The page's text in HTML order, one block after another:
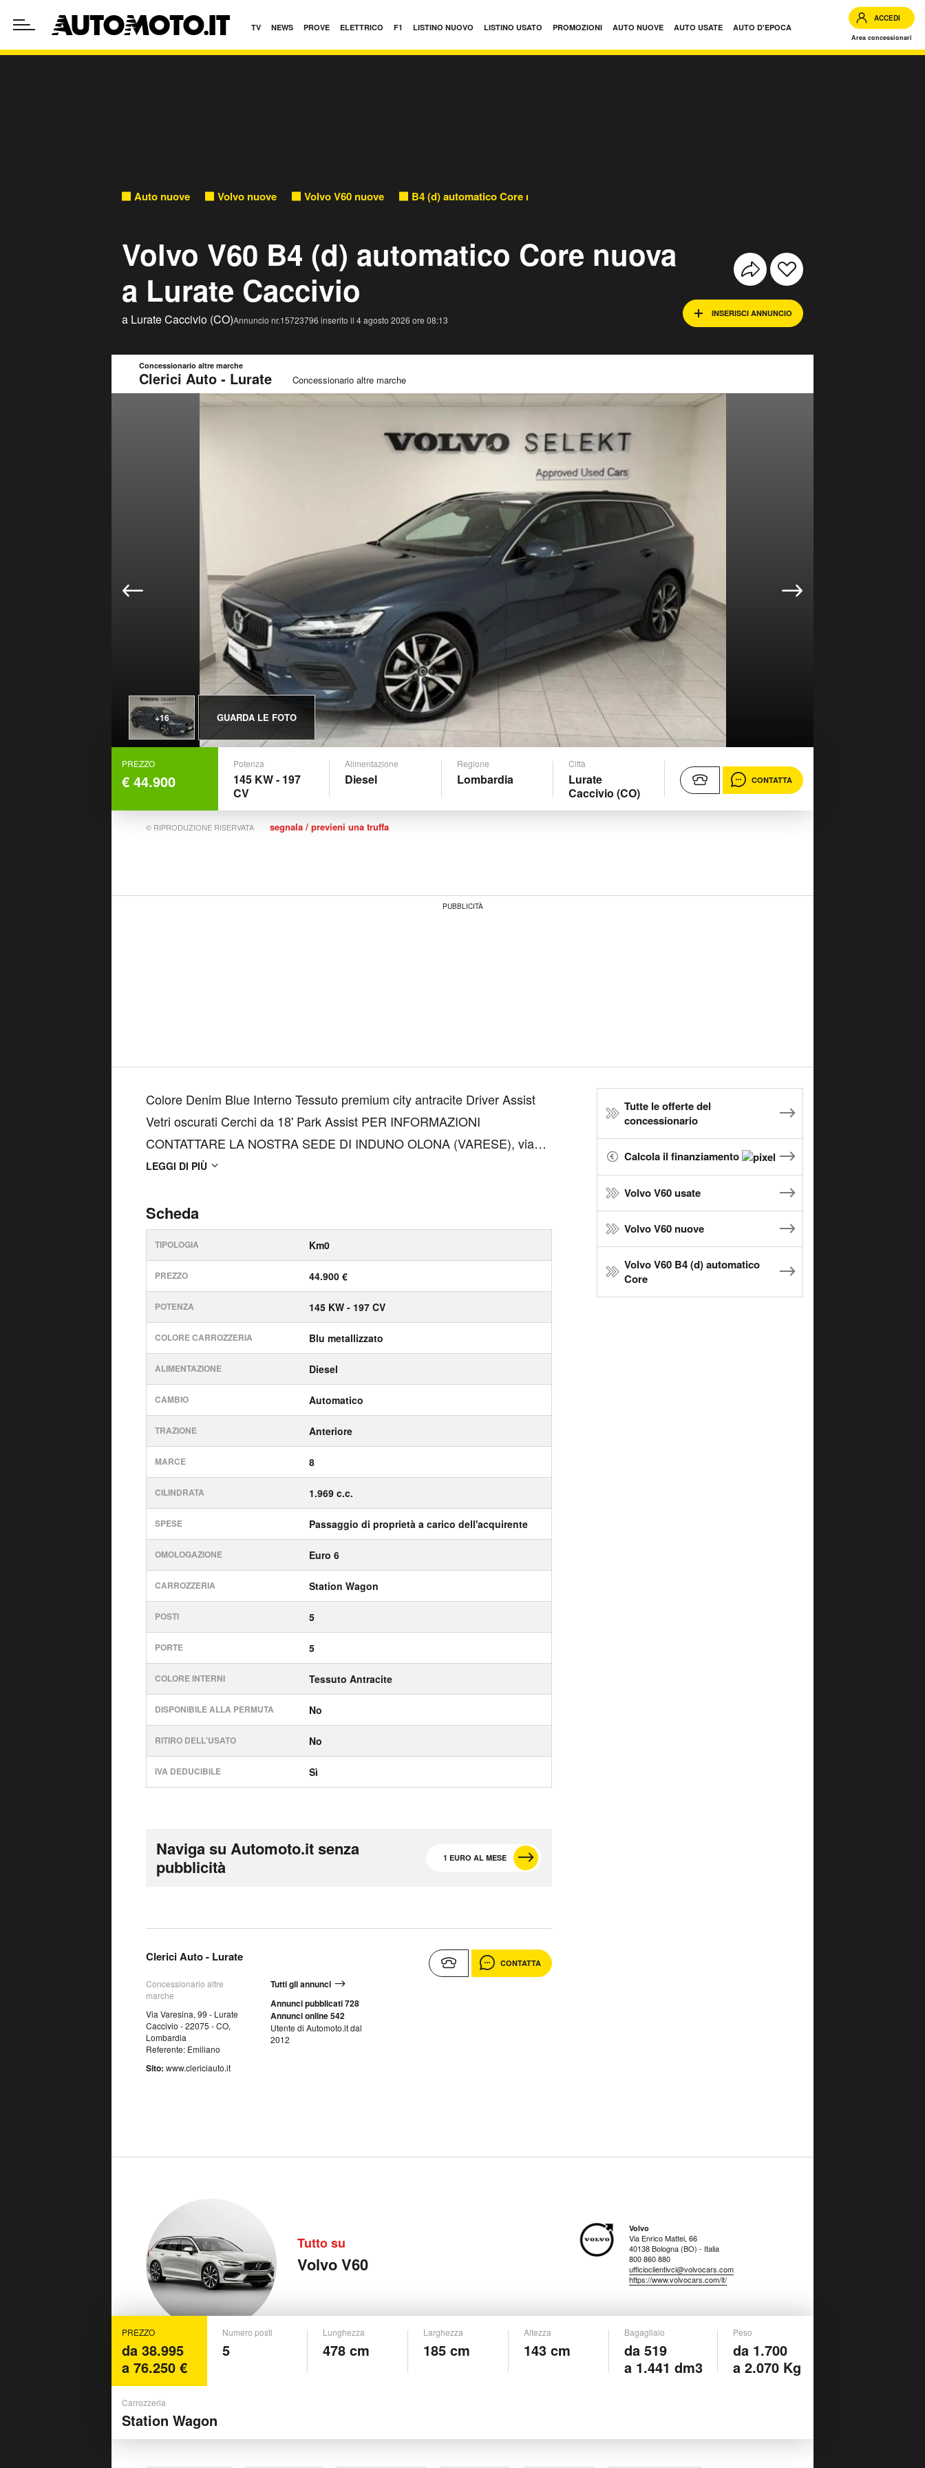
TV NEWS PROVE ELETTRICO F1 LISTINO NUOVO LISTINO USATO PROMOZIONI AUTO NUOVE AUTO USATE AUTO D'EPOCA
ACCEDI
Area concessionari
Auto nuove Volvo nuove Volvo V60 nuove B4 (d) automatico Core nuove
Volvo V60 B4 (d) automatico Core nuova
a Lurate Caccivio
a Lurate Caccivio (CO)Annuncio nr.15723796 inserito il 4 agosto 2026 ore 08:13
INSERISCI ANNUNCIO
Concessionario altre marche
Clerici Auto - Lurate Concessionario altre marche
+16 GUARDA LE FOTO
PREZZO
€ 44.900
Potenza
145 KW - 197
CV
Alimentazione
Diesel
Regione
Lombardia
Città
Lurate
Caccivio (CO)
CONTATTA
© RIPRODUZIONE RISERVATA segnala / previeni una truffa
PUBBLICITÀ
Colore Denim Blue Interno Tessuto premium city antracite Driver Assist
Vetri oscurati Cerchi da 18' Park Assist PER INFORMAZIONI
CONTATTARE LA NOSTRA SEDE DI INDUNO OLONA (VARESE), via
Bruno Jamoretti 148 - Tel: 0332 200412 Importo interamente finanziabile.
LEGGI DI PIÙ
Scheda
TIPOLOGIA Km0
PREZZO 44.900 €
POTENZA 145 KW - 197 CV
COLORE CARROZZERIA Blu metallizzato
ALIMENTAZIONE Diesel
CAMBIO Automatico
TRAZIONE Anteriore
MARCE 8
CILINDRATA 1.969 c.c.
SPESE Passaggio di proprietà a carico dell'acquirente
OMOLOGAZIONE Euro 6
CARROZZERIA Station Wagon
POSTI 5
PORTE 5
COLORE INTERNI Tessuto Antracite
DISPONIBILE ALLA PERMUTA No
RITIRO DELL'USATO No
IVA DEDUCIBILE Sì
Naviga su Automoto.it senza
pubblicità
1 EURO AL MESE
Clerici Auto - Lurate
Concessionario altre
marche
Via Varesina, 99 - Lurate
Caccivio - 22075 - CO,
Lombardia
Referente: Emiliano
Sito: www.clericiauto.it
Tutti gli annunci
Annunci pubblicati 728
Annunci online 542
Utente di Automoto.it dal
2012
CONTATTA
Tutte le offerte del
concessionario
Calcola il finanziamento
Volvo V60 usate
Volvo V60 nuove
Volvo V60 B4 (d) automatico
Core
Tutto su
Volvo V60
Volvo
Via Enrico Mattei, 66
40138 Bologna (BO) - Italia
800 860 880
ufficioclientivci@volvocars.com
https://www.volvocars.com/it/
PREZZO
da 38.995
a 76.250 €
Numero posti
5
Lunghezza
478 cm
Larghezza
185 cm
Altezza
143 cm
Bagagliaio
da 519
a 1.441 dm3
Peso
da 1.700
a 2.070 Kg
Carrozzeria
Station Wagon